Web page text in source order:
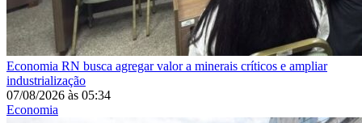
Economia RN busca agregar valor a minerais críticos e ampliar
industrialização
07/08/2026 às 05:34
Economia